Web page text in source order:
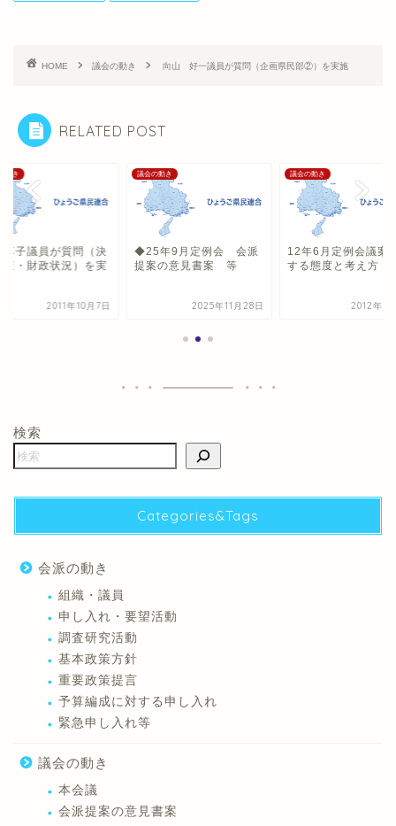
HOME 議会の動き 向山 好一議員が質問（企画県民部②）を実施
RELATED POST
動き
淳子議員が質問（決
査・財政状況）を実
2011年10月7日
議会の動き
◆25年9月定例会 会派
提案の意見書案 等
2025年11月28日
議会の動き
12年6月定例会議案
する態度と考え方
2012年6
検索
Categories&Tags
会派の動き
組織・議員
申し入れ・要望活動
調査研究活動
基本政策方針
重要政策提言
予算編成に対する申し入れ
緊急申し入れ等
議会の動き
本会議
会派提案の意見書案